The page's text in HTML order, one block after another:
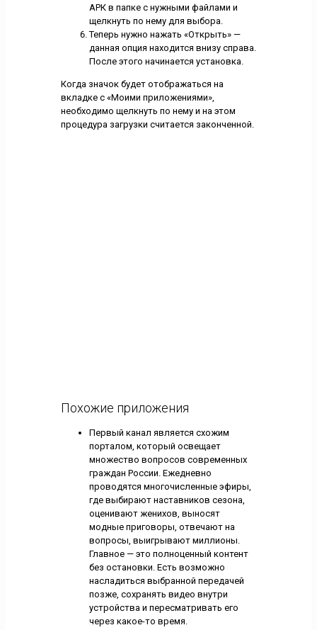
АРК в папке с нужными файлами и
щелкнуть по нему для выбора.
Теперь нужно нажать «Открыть» —
данная опция находится внизу справа.
После этого начинается установка.
Когда значок будет отображаться на
вкладке с «Моими приложениями»,
необходимо щелкнуть по нему и на этом
процедура загрузки считается законченной.
Похожие приложения
Первый канал является схожим
порталом, который освещает
множество вопросов современных
граждан России. Ежедневно
проводятся многочисленные эфиры,
где выбирают наставников сезона,
оценивают женихов, выносят
модные приговоры, отвечают на
вопросы, выигрывают миллионы.
Главное — это полноценный контент
без остановки. Есть возможно
насладиться выбранной передачей
позже, сохранять видео внутри
устройства и пересматривать его
через какое-то время.